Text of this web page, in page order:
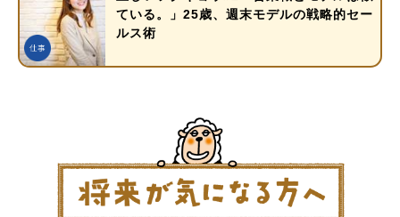
ている。」25歳、週末モデルの戦略的セー
ルス術